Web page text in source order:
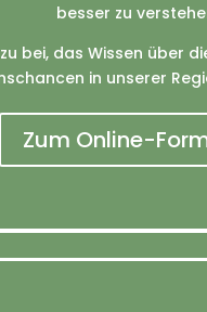
besser zu
bei, das Wissen über
in unserer
Zum Online-